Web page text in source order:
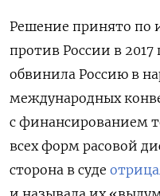
Решение принято по
против России в 2017
обвинила Россию в
международных
с финансированием
всех форм расовой
сторона в суде